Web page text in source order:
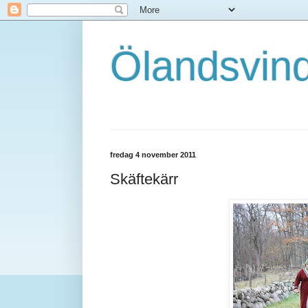
fredag 4 november 2011
Skäftekärr